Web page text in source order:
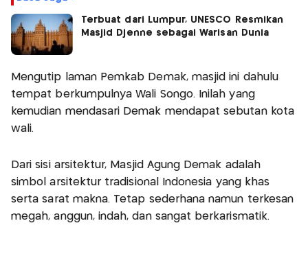
Terbuat dari Lumpur, UNESCO Resmikan
Masjid Djenne sebagai Warisan Dunia
Mengutip laman Pemkab Demak, masjid ini dahulu
tempat berkumpulnya Wali Songo. Inilah yang
kemudian mendasari Demak mendapat sebutan kota
wali.
Dari sisi arsitektur, Masjid Agung Demak adalah
simbol arsitektur tradisional Indonesia yang khas
serta sarat makna. Tetap sederhana namun terkesan
megah, anggun, indah, dan sangat berkarismatik.